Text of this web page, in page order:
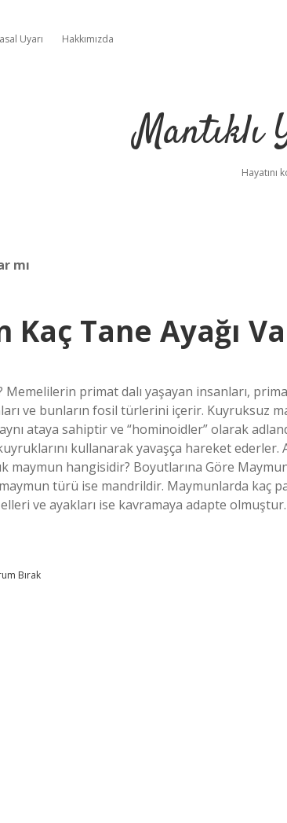
Uyarı Hakkımızda
Mantıklı
Hayatını
mı
Tane Ayağı
primat dalı yaşayan insanları,
ve bunların fosil türlerini içerir. Kuyruksuz
ataya sahiptir ve “hominoidler” olarak
kullanarak yavaşça hareket ederler.
maymun hangisidir? Boyutlarına Göre
türü ise mandrildir. Maymunlarda kaç
elleri ve ayakları ise kavramaya adapte
Bırak